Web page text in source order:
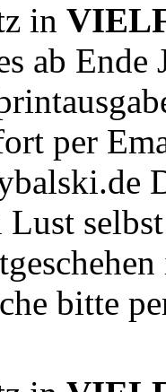
in
ab Ende
per
Lust
bitte